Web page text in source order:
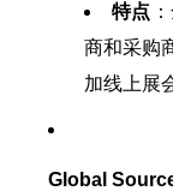
特点
商和采购
加线上展
Global